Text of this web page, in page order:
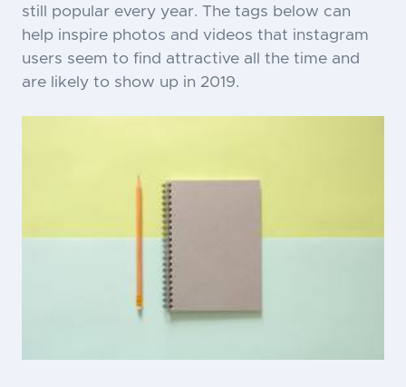
still popular every year. The tags below can
help inspire photos and videos that instagram
users seem to find attractive all the time and
are likely to show up in 2019.